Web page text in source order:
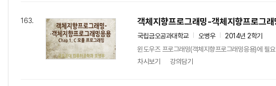
163. 객체지향프로그래밍-객체지향프로그
국립금오공과대학교 오병우
2014년 2학기
윈도우즈 프로그래밍(객체지향프로그래밍응용)에 필
차시보기
강의담기